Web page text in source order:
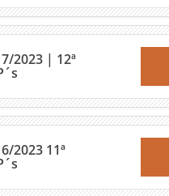
2023 | 12ª
2023 11ª